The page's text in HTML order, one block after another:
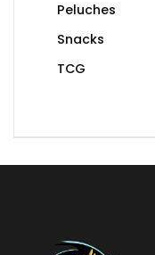
Peluches
Snacks
TCG